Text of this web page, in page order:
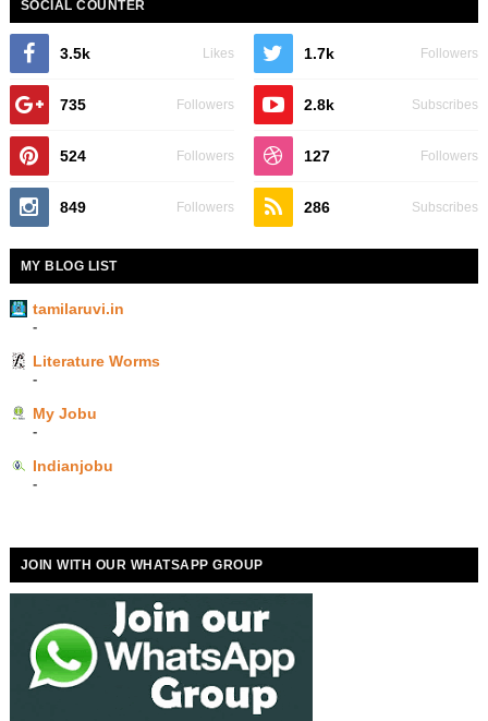
SOCIAL COUNTER
3.5k Likes 1.7k Followers
735 Followers 2.8k Subscribes
524 Followers 127 Followers
849 Followers 286 Subscribes
MY BLOG LIST
tamilaruvi.in
-
Literature Worms
-
My Jobu
-
Indianjobu
-
JOIN WITH OUR WHATSAPP GROUP